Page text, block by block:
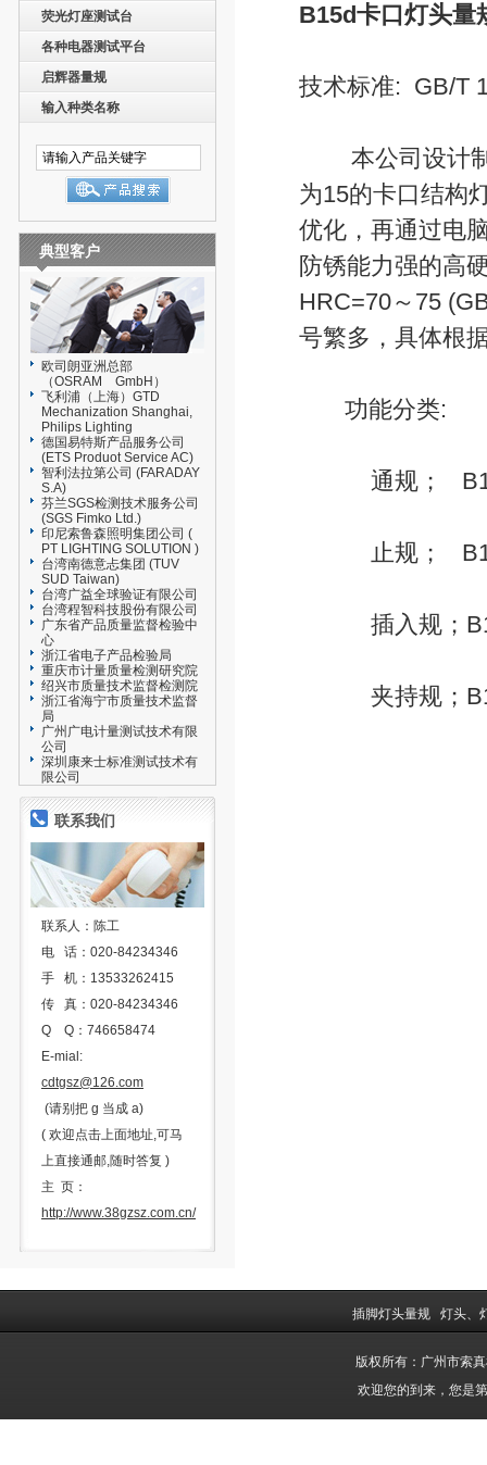
荧光灯座测试台
各种电器测试平台
启辉器量规
输入种类名称
典型客户
欧司朗亚洲总部
（OSRAM GmbH）
飞利浦（上海）GTD
Mechanization Shanghai,
Philips Lighting
德国易特斯产品服务公司
(ETS Produot Service AC)
智利法拉第公司 (FARADAY
S.A)
芬兰SGS检测技术服务公司
(SGS Fimko Ltd.)
印尼索鲁森照明集团公司 (
PT LIGHTING SOLUTION )
台湾南德意忐集团 (TUV
SUD Taiwan)
台湾广益全球验证有限公司
台湾程智科技股份有限公司
广东省产品质量监督检验中
心
浙江省电子产品检验局
重庆市计量质量检测研究院
绍兴市质量技术监督检测院
浙江省海宁市质量技术监督
局
广州广电计量测试技术有限
公司
深圳康来士标准测试技术有
限公司
联系我们
联系人：陈工
电 话：020-84234346
手 机：13533262415
传 真：020-84234346
Q Q：746658474
E-mial:
cdtgsz@126.com
(请别把 g 当成 a)
( 欢迎点击上面地址,可马
上直接通邮,随时答复 )
主 页：
http://www.38gzsz.com.cn/
B15d卡口灯头量
技术标准: GB/T
本公司设计制
为15的卡口结构
优化，再通过电
防锈能力强的高
HRC=70～75
号繁多，具体根
功能分类:
通规；
止规；
插入规；
夹持规；
插脚灯头量规 灯头、
版权所有：广州市索
欢迎您的到来，您是第